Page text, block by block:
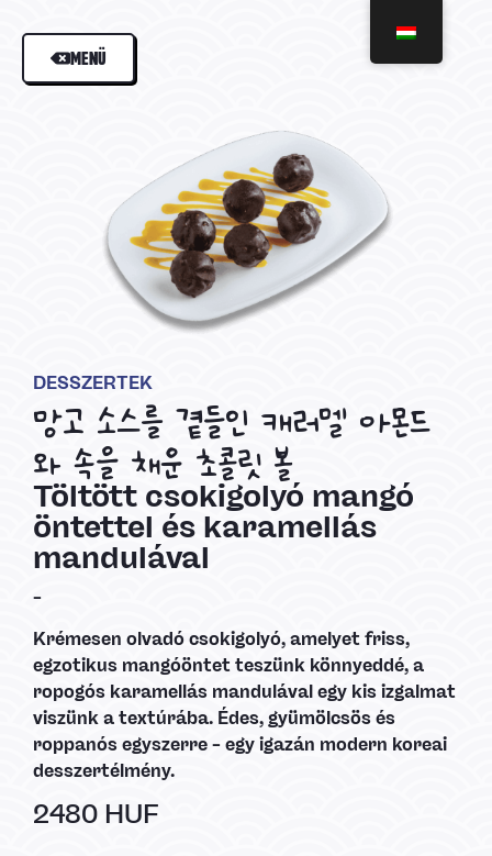
MENÜ
DESSZERTEK
망고 소스를 곁들인 캐러멜 아몬드
와 속을 채운 초콜릿 볼
Töltött csokigolyó mangó
öntettel és karamellás
mandulával
–
Krémesen olvadó csokigolyó, amelyet friss,
egzotikus mangóöntet teszünk könnyeddé, a
ropogós karamellás mandulával egy kis izgalmat
viszünk a textúrába. Édes, gyümölcsös és
roppanós egyszerre – egy igazán modern koreai
desszertélmény.
2480 HUF